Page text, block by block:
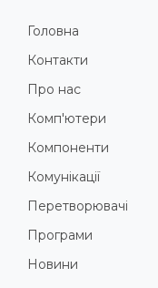
Головна
Контакти
Про нас
Комп'ютери
Компоненти
Комунікації
Перетворювачі
Програми
Новини